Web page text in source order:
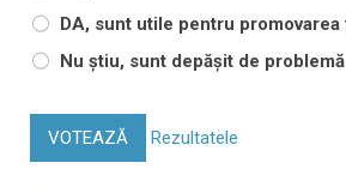
DA, sunt utile pentru promovarea
Nu știu, sunt depășit de problemă
VOTEAZĂ Rezultatele